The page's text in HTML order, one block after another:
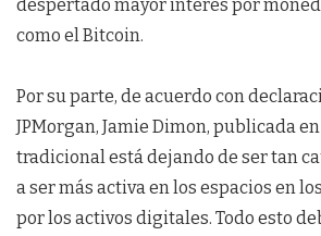
despertado mayor interés por
como el Bitcoin.
Por su parte, de acuerdo con
JPMorgan, Jamie Dimon, publicada
tradicional está dejando de ser tan
a ser más activa en los espacios en
por los activos digitales. Todo esto